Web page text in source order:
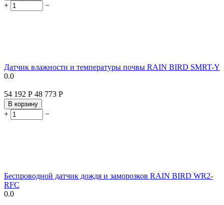
+ −
Датчик влажности и температуры почвы RAIN BIRD SMRT-Y
0.0
54 192 Р 48 773 Р
В корзину
+ −
Беспроводной датчик дождя и заморозков RAIN BIRD WR2-
RFC
0.0